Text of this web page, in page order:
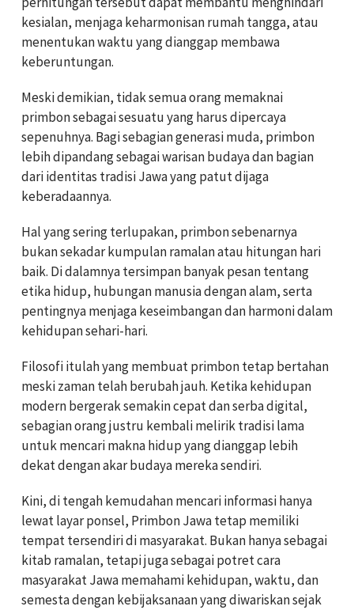
kesialan, menjaga keharmonisan rumah tangga, atau
menentukan waktu yang dianggap membawa
keberuntungan.
Meski demikian, tidak semua orang memaknai
primbon sebagai sesuatu yang harus dipercaya
sepenuhnya. Bagi sebagian generasi muda, primbon
lebih dipandang sebagai warisan budaya dan bagian
dari identitas tradisi Jawa yang patut dijaga
keberadaannya.
Hal yang sering terlupakan, primbon sebenarnya
bukan sekadar kumpulan ramalan atau hitungan hari
baik. Di dalamnya tersimpan banyak pesan tentang
etika hidup, hubungan manusia dengan alam, serta
pentingnya menjaga keseimbangan dan harmoni dalam
kehidupan sehari-hari.
Filosofi itulah yang membuat primbon tetap bertahan
meski zaman telah berubah jauh. Ketika kehidupan
modern bergerak semakin cepat dan serba digital,
sebagian orang justru kembali melirik tradisi lama
untuk mencari makna hidup yang dianggap lebih
dekat dengan akar budaya mereka sendiri.
Kini, di tengah kemudahan mencari informasi hanya
lewat layar ponsel, Primbon Jawa tetap memiliki
tempat tersendiri di masyarakat. Bukan hanya sebagai
kitab ramalan, tetapi juga sebagai potret cara
masyarakat Jawa memahami kehidupan, waktu, dan
semesta dengan kebijaksanaan yang diwariskan sejak